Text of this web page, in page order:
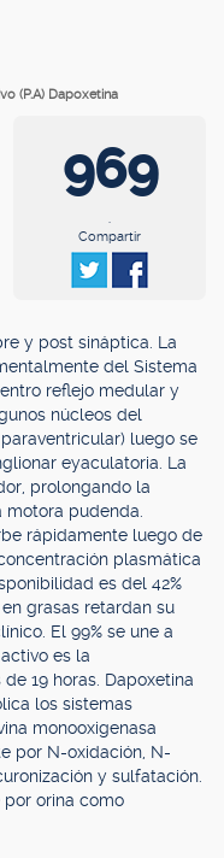
(P.A) Dapoxetina
969
.
Compartir
y post sináptica. La
del Sistema
reflejo medular y
núcleos del
luego se
eyaculatoria. La
prolongando la
pudenda.
rápidamente luego de
plasmática
es del 42%
en grasas retardan su
El 99% se une a
es la
19 horas. Dapoxetina
los sistemas
monooxigenasa
por N-oxidación, N-
y sulfatación.
orina como